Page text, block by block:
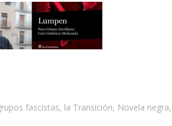
fascistas, la Transición, Novela negra,